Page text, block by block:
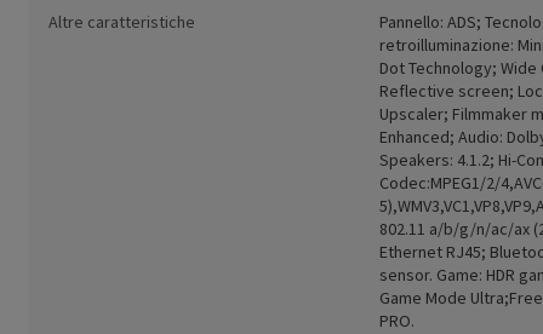
Altre caratteristiche
Pannello: ADS;
retroilluminazione:
Dot Technology; Wide
Reflective screen;
Upscaler; Filmmaker
Enhanced; Audio:
Speakers: 4.1.2; Hi-
Codec:MPEG1/2/
802.11 a/b/g/n/ac/ax
Ethernet RJ45;
sensor. Game: HDR
Game Mode
PRO.